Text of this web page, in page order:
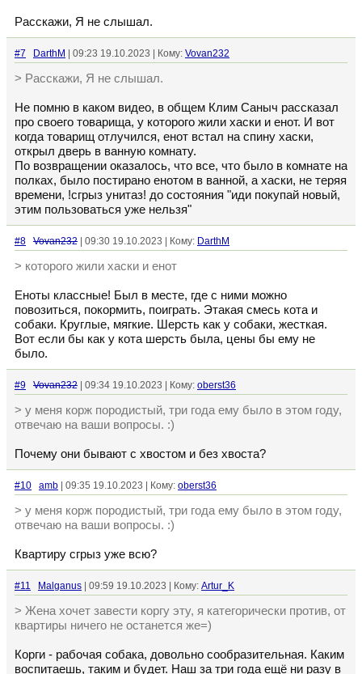
Расскажи, Я не слышал.
#7 DarthM | 09:23 19.10.2023 | Кому: Vovan232
> Расскажи, Я не слышал.
Не помню в каком видео, в общем Клим Саныч рассказал
про своего товарища, у которого жили хаски и енот. И вот
когда товарищ отлучился, енот встал на спину хаски,
открыл дверь в ванную комнату.
По возвращении оказалось, что все, что было в комнате на
полках, было постирано енотом в ванной, а хаски, не теряя
времени, !сгрыз унитаз! до состояния "иди покупай новый,
этим пользоваться уже нельзя"
#8 Vovan232 | 09:30 19.10.2023 | Кому: DarthM
> которого жили хаски и енот
Еноты классные! Был в месте, где с ними можно
повозиться, покормить, поиграть. Этакая смесь кота и
собаки. Круглые, мягкие. Шерсть как у собаки, жесткая.
Вот если бы как у кота шерсть была, цены бы ему не
было.
#9 Vovan232 | 09:34 19.10.2023 | Кому: oberst36
> у меня корж породистый, три года ему было в этом году,
отвечаю на ваши вопросы. :)
Почему они бывают с хвостом и без хвоста?
#10 amb | 09:35 19.10.2023 | Кому: oberst36
> у меня корж породистый, три года ему было в этом году,
отвечаю на ваши вопросы. :)
Квартиру сгрыз уже всю?
#11 Malganus | 09:59 19.10.2023 | Кому: Artur_K
> Жена хочет завести коргу эту, я категорически против, от
квартиры ничего не останется же=)
Корги - рабочая собака, довольно сообразительная. Каким
воспитаешь, таким и будет. Наш за три года ещё ни разу в